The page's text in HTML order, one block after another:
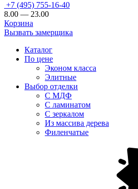
+7 (495) 755-16-40
8.00 — 23.00
Корзина
Вызвать замерщика
Каталог
По цене
Эконом класса
Элитные
Выбор отделки
С МДФ
С ламинатом
С зеркалом
Из массива дерева
Филенчатые